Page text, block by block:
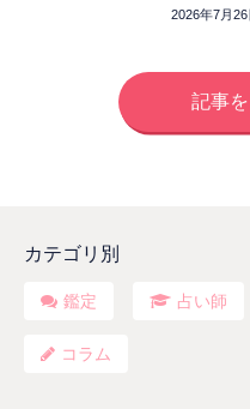
2026年7月26
記事
カテゴリ別
鑑定 占い師
コラム